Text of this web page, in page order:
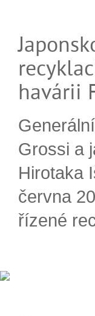
havárii
Grossi a
Hirotaka
června
řízené